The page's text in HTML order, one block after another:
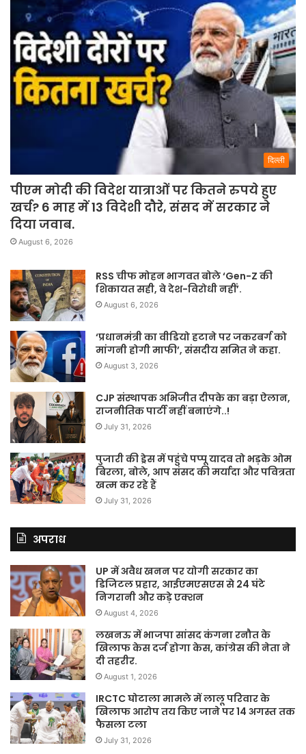
दिल्ली
पीएम मोदी की विदेश यात्राओं पर कितने रुपये हुए
खर्च? 6 माह में 13 विदेशी दौरे, संसद में सरकार ने
दिया जवाब.
August 6, 2026
RSS चीफ मोहन भागवत बोले ‘Gen-Z की
शिकायत सही, वे देश-विरोधी नहीं’.
August 6, 2026
‘प्रधानमंत्री का वीडियो हटाने पर जकरबर्ग को
मांगनी होगी माफी’, संसदीय समित ने कहा.
August 3, 2026
CJP संस्थापक अभिजीत दीपके का बड़ा ऐलान,
राजनीतिक पार्टी नहीं बनाएंगे..!
July 31, 2026
पुजारी की ड्रेस में पहुंचे पप्पू यादव तो भड़के ओम
बिरला, बोले, आप संसद की मर्यादा और पवित्रता
खत्म कर रहे हैं
July 31, 2026
अपराध
UP में अवैध खनन पर योगी सरकार का
डिजिटल प्रहार, आईएमएसएस से 24 घंटे
निगरानी और कड़े एक्शन
August 4, 2026
लखनऊ में भाजपा सांसद कंगना रनौत के
खिलाफ केस दर्ज होगा केस, कांग्रेस की नेता ने
दी तहरीर.
August 1, 2026
IRCTC घोटाला मामले में लालू परिवार के
खिलाफ आरोप तय किए जाने पर 14 अगस्त तक
फैसला टला
July 31, 2026